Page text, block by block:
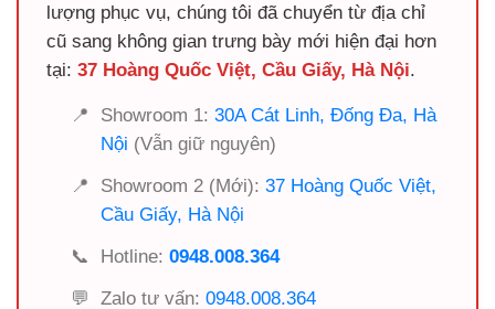
lượng phục vụ, chúng tôi đã chuyển từ địa chỉ
cũ sang không gian trưng bày mới hiện đại hơn
tại: 37 Hoàng Quốc Việt, Cầu Giấy, Hà Nội.
📍 Showroom 1: 30A Cát Linh, Đống Đa, Hà
Nội (Vẫn giữ nguyên)
📍
Showroom 2 (Mới): 37 Hoàng Quốc Việt,
Cầu Giấy, Hà Nội
📞
Hotline: 0948.008.364
💬
Zalo tư vấn: 0948.008.364